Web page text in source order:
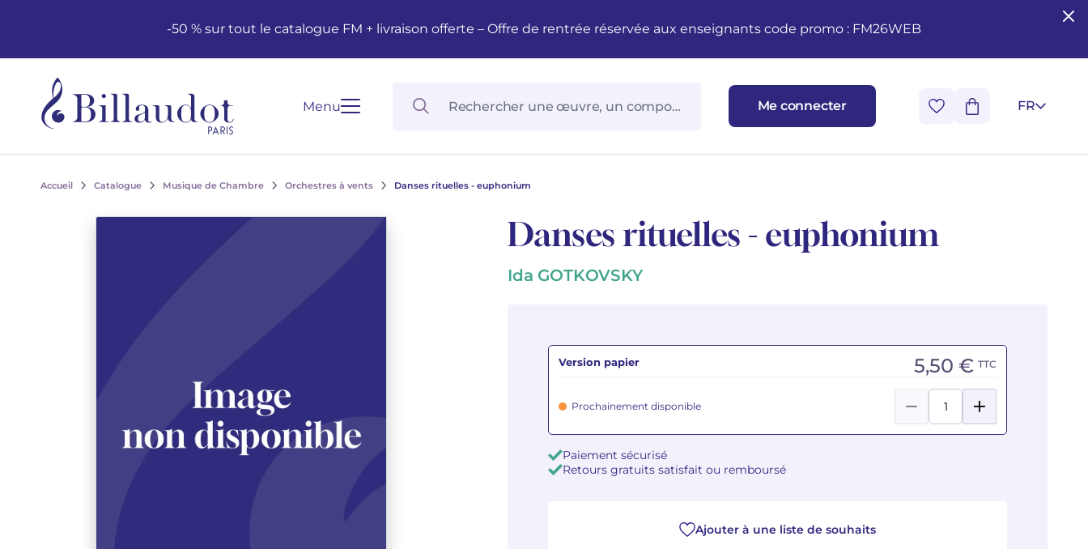
-50 % sur tout le catalogue FM + livraison offerte – Offre de rentrée réservée aux enseignants code promo : FM26WEB
Menu Me connecter FR
Accueil Catalogue Musique de Chambre Orchestres à vents Danses rituelles - euphonium
Danses rituelles - euphonium
Ida GOTKOVSKY
Version papier 5,50 € TTC
Prochainement disponible
Paiement sécurisé
Retours gratuits satisfait ou remboursé
Ajouter à une liste de souhaits